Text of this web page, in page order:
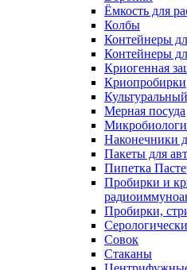
Ёмкость для
Колбы
Контейнеры
Контейнеры
Криогенная
Криопробирки
Мерная посуда
Наконечники
Пакеты для
Пипетка
Пробирки и
Пробирки,
Совок
Стаканы